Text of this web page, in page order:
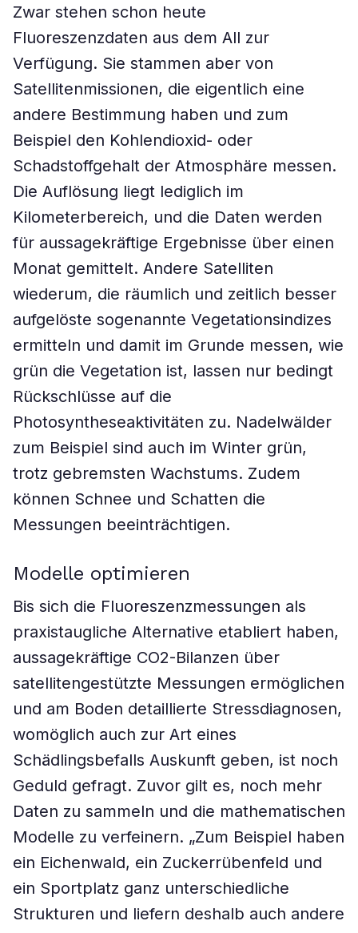
Zwar stehen schon heute
Fluoreszenzdaten aus dem All zur
Verfügung. Sie stammen aber von
Satellitenmissionen, die eigentlich eine
andere Bestimmung haben und zum
Beispiel den Kohlendioxid- oder
Schadstoffgehalt der Atmosphäre messen.
Die Auflösung liegt lediglich im
Kilometerbereich, und die Daten werden
für aussagekräftige Ergebnisse über einen
Monat gemittelt. Andere Satelliten
wiederum, die räumlich und zeitlich besser
aufgelöste sogenannte Vegetationsindizes
ermitteln und damit im Grunde messen, wie
grün die Vegetation ist, lassen nur bedingt
Rückschlüsse auf die
Photosyntheseaktivitäten zu. Nadelwälder
zum Beispiel sind auch im Winter grün,
trotz gebremsten Wachstums. Zudem
können Schnee und Schatten die
Messungen beeinträchtigen.
Modelle optimieren
Bis sich die Fluoreszenzmessungen als
praxistaugliche Alternative etabliert haben,
aussagekräftige CO2-Bilanzen über
satellitengestützte Messungen ermöglichen
und am Boden detaillierte Stressdiagnosen,
womöglich auch zur Art eines
Schädlingsbefalls Auskunft geben, ist noch
Geduld gefragt. Zuvor gilt es, noch mehr
Daten zu sammeln und die mathematischen
Modelle zu verfeinern. „Zum Beispiel haben
ein Eichenwald, ein Zuckerrübenfeld und
ein Sportplatz ganz unterschiedliche
Strukturen und liefern deshalb auch andere